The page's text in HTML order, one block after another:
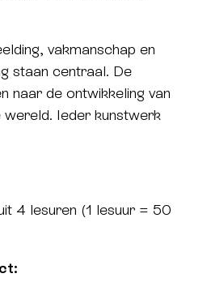
vakmanschap en
staan centraal. De
naar de ontwikkeling van
wereld. Ieder kunstwerk
4 lesuren (1 lesuur = 50